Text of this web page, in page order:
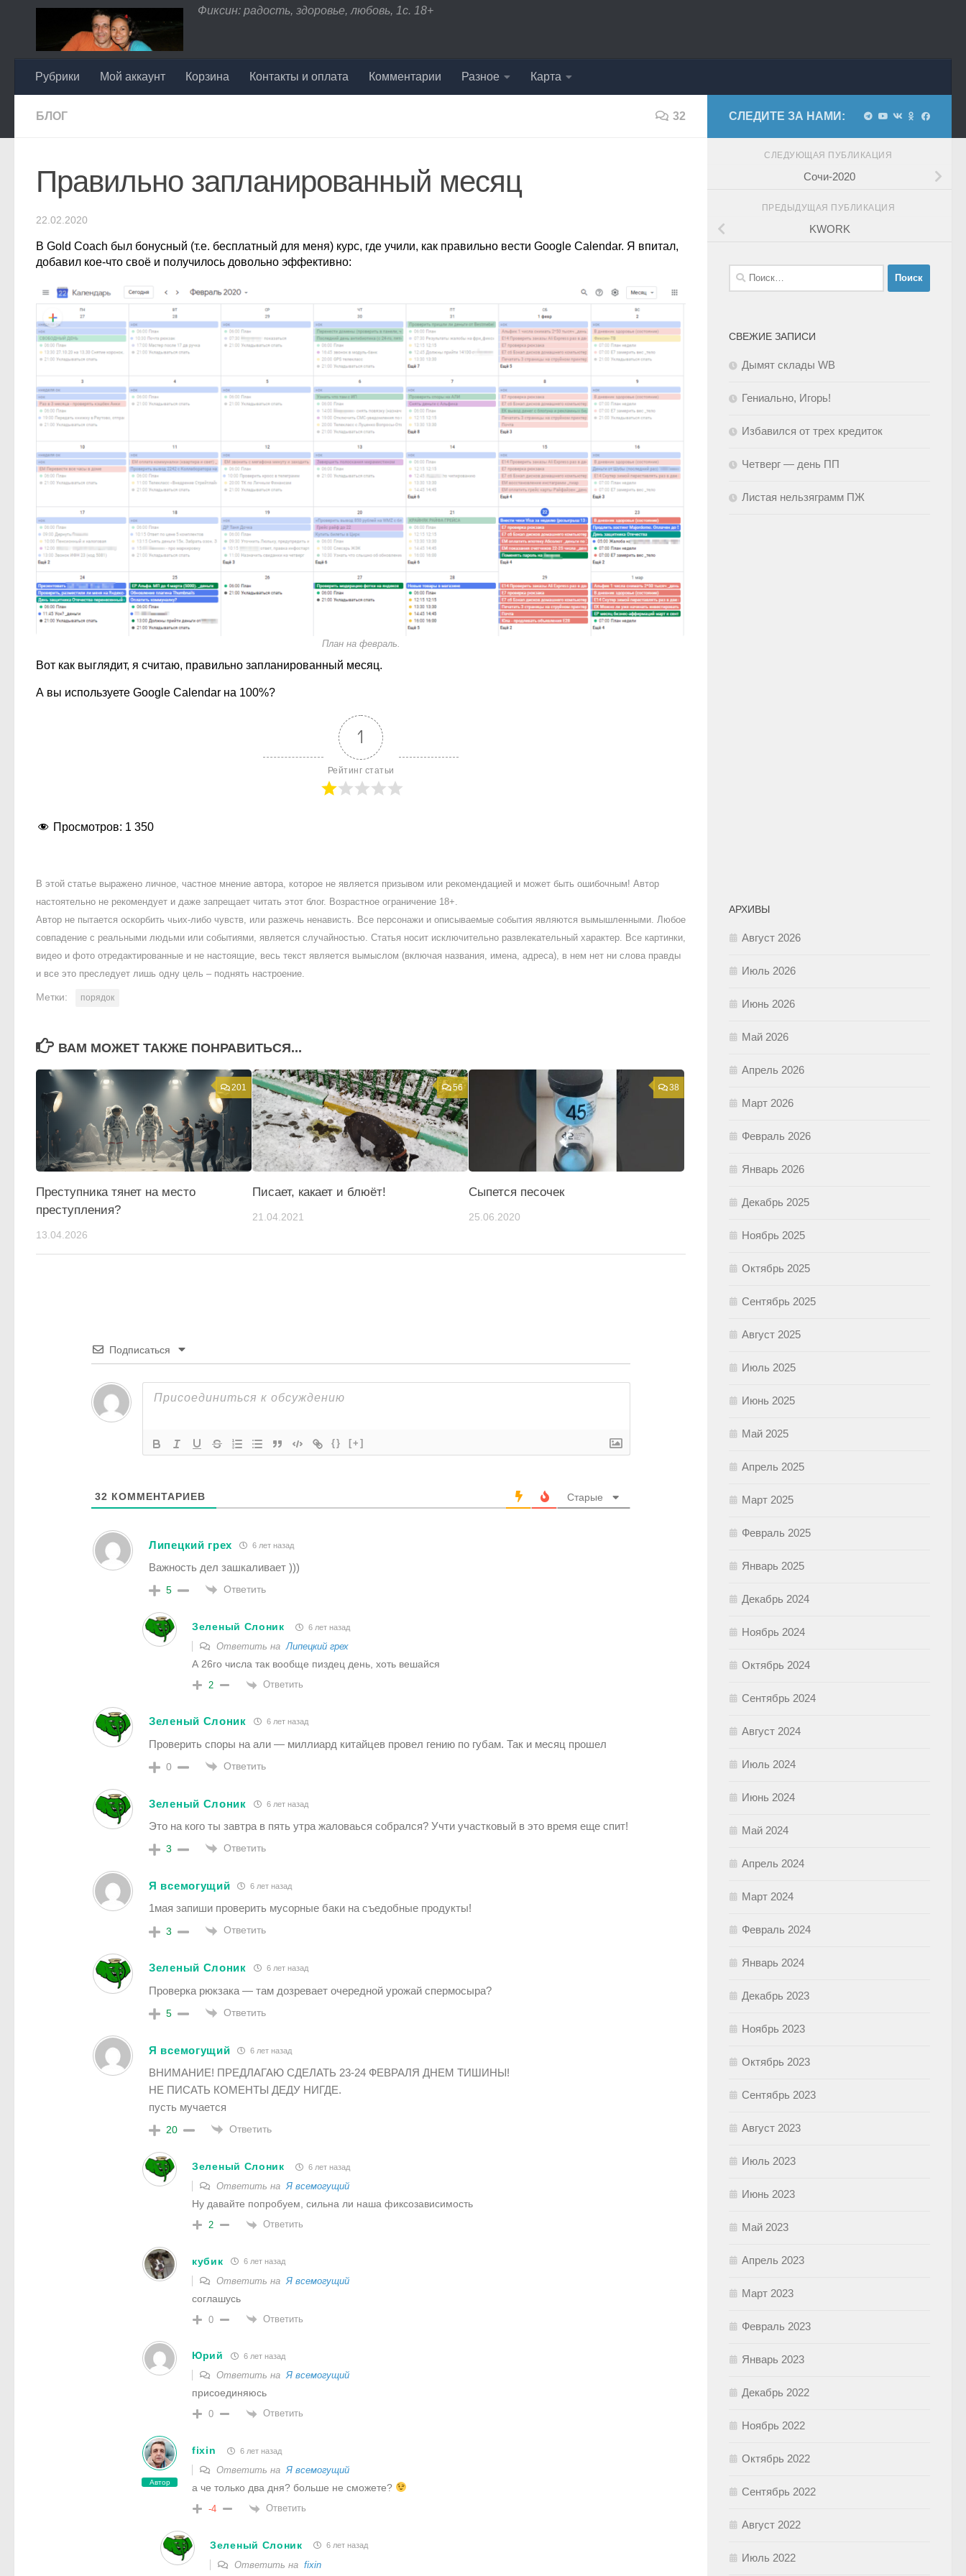
Перейти к содержимому
Фиксин: радость, здоровье, любовь, 1с. 18+
Рубрики Мой аккаунт Корзина Контакты и оплата Комментарии Разное Карта
БЛОГ 32
Правильно запланированный месяц
22.02.2020
В Gold Coach был бонусный (т.е. бесплатный для меня) курс, где учили, как правильно вести Google Calendar. Я впитал,
добавил кое-что своё и получилось довольно эффективно:
План на февраль.
Вот как выглядит, я считаю, правильно запланированный месяц.
А вы используете Google Calendar на 100%?
1
Рейтинг статьи
Просмотров: 1 350
В этой статье выражено личное, частное мнение автора, которое не является призывом или рекомендацией и может быть ошибочным! Автор
настоятельно не рекомендует и даже запрещает читать этот блог. Возрастное ограничение 18+.
Автор не пытается оскорбить чьих-либо чувств, или разжечь ненависть. Все персонажи и описываемые события являются вымышленными. Любое
совпадение с реальными людьми или событиями, является случайностью. Статья носит исключительно развлекательный характер. Все картинки,
видео и фото отредактированные и не настоящие, весь текст является вымыслом (включая названия, имена, адреса), в нем нет ни слова правды
и все это преследует лишь одну цель – поднять настроение.
Метки: порядок
ВАМ МОЖЕТ ТАКЖЕ ПОНРАВИТЬСЯ...
201
Преступника тянет на место
преступления?
13.04.2026
56
Писает, какает и блюёт!
21.04.2021
38
Сыпется песочек
25.06.2020
Подписаться
{} [+]
32 КОММЕНТАРИЕВ Старые
Липецкий грех 6 лет назад
Важность дел зашкаливает )))
5 Ответить
Зеленый Слоник 6 лет назад
Ответить наЛипецкий грех
А 26го числа так вообще пиздец день, хоть вешайся
2 Ответить
Зеленый Слоник 6 лет назад
Проверить споры на али — миллиард китайцев провел гению по губам. Так и месяц прошел
0 Ответить
Зеленый Слоник 6 лет назад
Это на кого ты завтра в пять утра жаловаься собрался? Учти участковый в это время еще спит!
3 Ответить
Я всемогущий 6 лет назад
1мая запиши проверить мусорные баки на съедобные продукты!
3 Ответить
Зеленый Слоник 6 лет назад
Проверка рюкзака — там дозревает очередной урожай спермосыра?
5 Ответить
Я всемогущий 6 лет назад
ВНИМАНИЕ! ПРЕДЛАГАЮ СДЕЛАТЬ 23-24 ФЕВРАЛЯ ДНЕМ ТИШИНЫ!
НЕ ПИСАТЬ КОМЕНТЫ ДЕДУ НИГДЕ.
пусть мучается
20 Ответить
Зеленый Слоник 6 лет назад
Ответить наЯ всемогущий
Ну давайте попробуем, сильна ли наша фиксозависимость
2 Ответить
кубик 6 лет назад
Ответить на Я всемогущий
соглашусь
0 Ответить
Юрий 6 лет назад
Ответить наЯ всемогущий
присоединяюсь
0 Ответить
Автор
fixin 6 лет назад
Ответить наЯ всемогущий
а че только два дня? больше не сможете?
-4 Ответить
Зеленый Слоник 6 лет назад
Ответить на fixin
СЛЕДИТЕ ЗА НАМИ:
СЛЕДУЮЩАЯ ПУБЛИКАЦИЯ
Сочи-2020
ПРЕДЫДУЩАЯ ПУБЛИКАЦИЯ
KWORK
Найти:
СВЕЖИЕ ЗАПИСИ
Дымят склады WB
Гениально, Игорь!
Избавился от трех кредиток
Четверг — день ПП
Листая нельзяграмм ПЖ
АРХИВЫ
Август 2026
Июль 2026
Июнь 2026
Май 2026
Апрель 2026
Март 2026
Февраль 2026
Январь 2026
Декабрь 2025
Ноябрь 2025
Октябрь 2025
Сентябрь 2025
Август 2025
Июль 2025
Июнь 2025
Май 2025
Апрель 2025
Март 2025
Февраль 2025
Январь 2025
Декабрь 2024
Ноябрь 2024
Октябрь 2024
Сентябрь 2024
Август 2024
Июль 2024
Июнь 2024
Май 2024
Апрель 2024
Март 2024
Февраль 2024
Январь 2024
Декабрь 2023
Ноябрь 2023
Октябрь 2023
Сентябрь 2023
Август 2023
Июль 2023
Июнь 2023
Май 2023
Апрель 2023
Март 2023
Февраль 2023
Январь 2023
Декабрь 2022
Ноябрь 2022
Октябрь 2022
Сентябрь 2022
Август 2022
Июль 2022